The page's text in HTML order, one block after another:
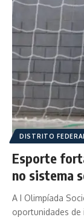
DISTRITO
Esporte
no sistema
A I Olimpíada
oportunidades de